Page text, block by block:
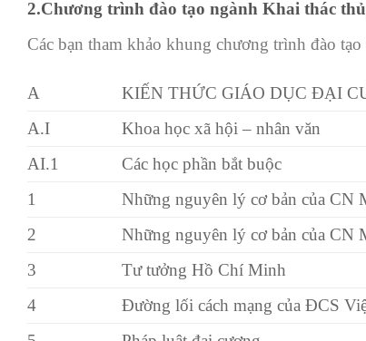
2.Chương trình đào tạo ngành Khai thác
Các bạn tham khảo khung chương trình đào
A
KIẾN THỨC GIÁO DỤC ĐẠI
A.I
Khoa học xã hội – nhân văn
AI.1
Các học phần bắt buộc
1
Những nguyên lý cơ bản của CN
2
Những nguyên lý cơ bản của CN
3
Tư tưởng Hồ Chí Minh
4
Đường lối cách mạng của ĐCS